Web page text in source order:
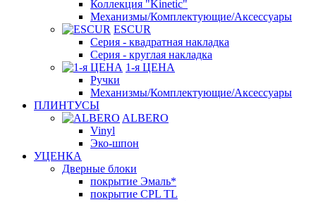
Коллекция "Kinetic"
Механизмы/Комплектующие/Аксессуары
ESCUR
Серия - квадратная накладка
Серия - круглая накладка
1-я ЦЕНА
Ручки
Механизмы/Комплектующие/Аксессуары
ПЛИНТУСЫ
ALBERO
Vinyl
Эко-шпон
УЦЕНКА
Дверные блоки
покрытие Эмаль*
покрытие CPL TL